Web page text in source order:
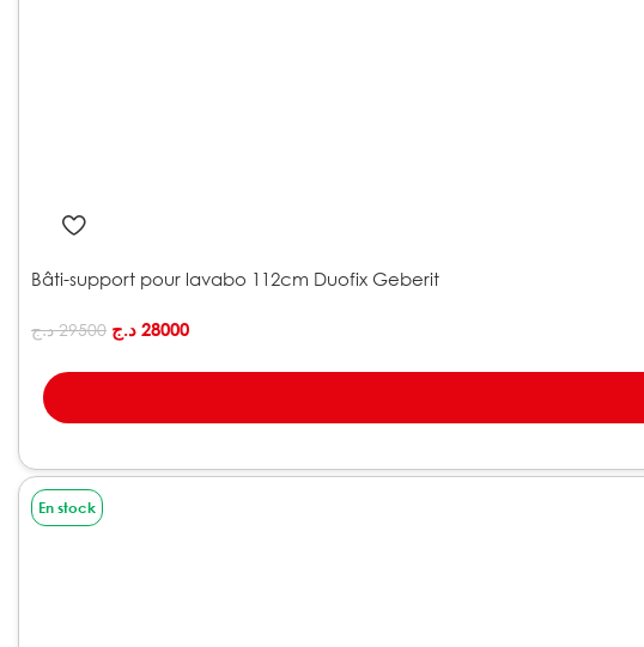
Bâti-support pour lavabo 112cm Duofix Geberit
29500 د.ج 28000 د.ج
En stock